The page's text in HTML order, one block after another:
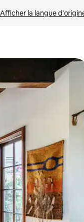
Afficher la langue
et en faisant